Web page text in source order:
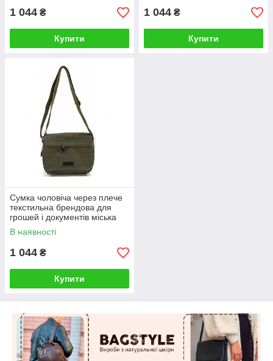
1 044 ₴
Купити
1 044 ₴
Купити
Сумка чоловіча через плече
текстильна брендова для
грошей і документів міська
В наявності
1 044 ₴
Купити